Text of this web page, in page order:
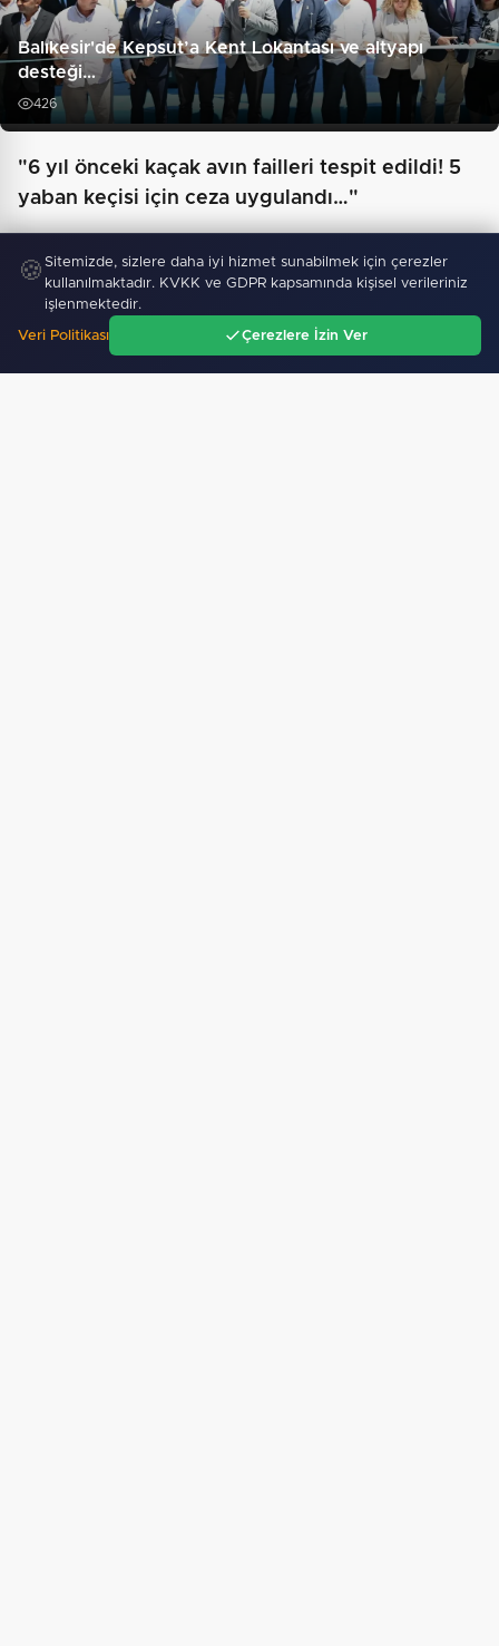
Balıkesir'de Kepsut’a Kent Lokantası ve altyapı
desteği…
426
"6 yıl önceki kaçak avın failleri tespit edildi! 5
yaban keçisi için ceza uygulandı…"
🍪 Sitemizde, sizlere daha iyi hizmet sunabilmek için çerezler
kullanılmaktadır. KVKK ve GDPR kapsamında kişisel verileriniz
işlenmektedir.
Veri Politikası Çerezlere İzin Ver
Gündem Ara Menü